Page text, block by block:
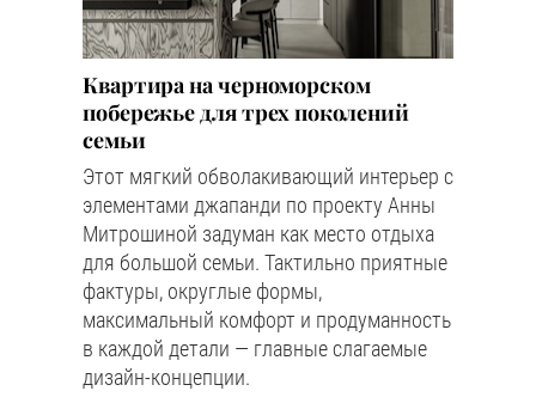
Квартира на черноморском
побережье для трех поколений
семьи
Этот мягкий обволакивающий интерьер с
элементами джапанди по проекту Анны
Митрошиной задуман как место отдыха
для большой семьи. Тактильно приятные
фактуры, округлые формы,
максимальный комфорт и продуманность
в каждой детали — главные слагаемые
дизайн-концепции.